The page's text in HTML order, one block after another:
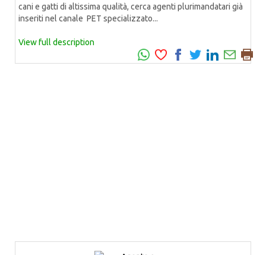
cani e gatti di altissima qualità, cerca agenti plurimandatari già
inseriti nel canale PET specializzato...
View full description